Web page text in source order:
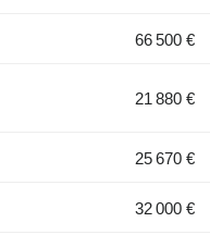
66 500 €
21 880 €
25 670 €
32 000 €